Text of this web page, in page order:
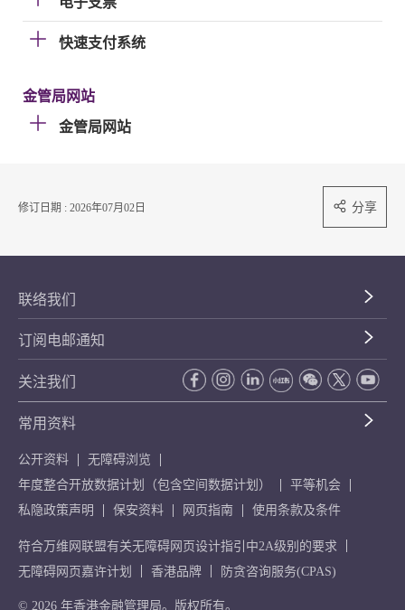
快速支付系统
金管局网站
金管局网站
修订日期 : 2026年07月02日 分享
联络我们
订阅电邮通知
关注我们
常用资料
公开资料
无障碍浏览
年度整合开放数据计划（包含空间数据计划）
平等机会
私隐政策声明
保安资料 网页指南 使用条款及条件
符合万维网联盟有关无障碍网页设计指引中2A级别的要求
无障碍网页嘉许计划
香港品牌 防贪咨询服务(CPAS)
© 2026 年香港金融管理局。版权所有。